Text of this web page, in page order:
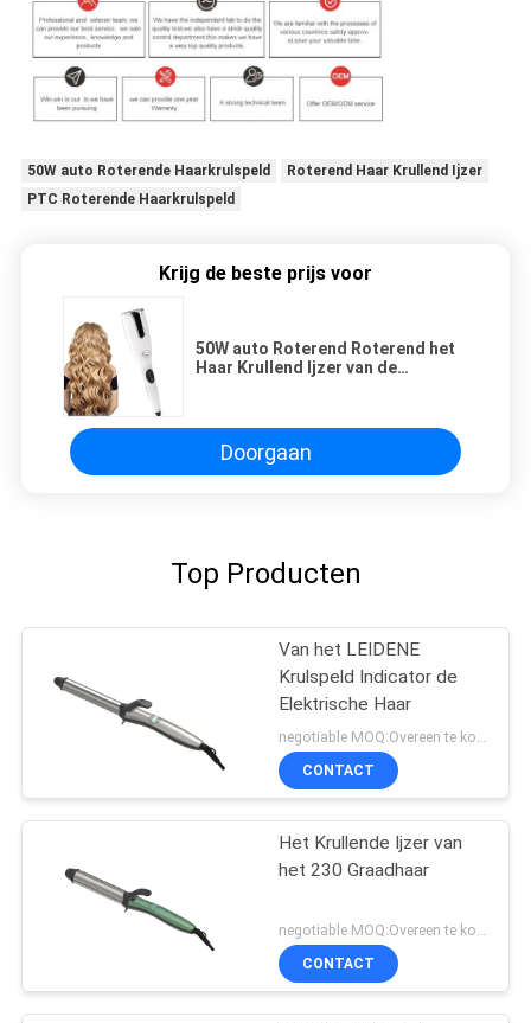
50W auto Roterende Haarkrulspeld
Roterend Haar Krullend Ijzer
PTC Roterende Haarkrulspeld
Krijg de beste prijs voor
50W auto Roterend Roterend het
Haar Krullend Ijzer van de
Doorgaan
Top Producten
Van het LEIDENE
Krulspeld Indicator de
Elektrische Haar
CONTACT
Het Krullende Ijzer van
het 230 Graadhaar
CONTACT